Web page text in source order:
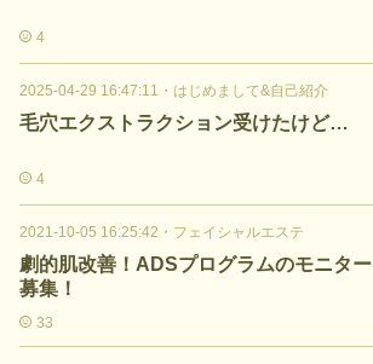
4
2025-04-29 16:47:11 ・ はじめまして&自己紹介
毛穴エクストラクション受けたけど…
4
2021-10-05 16:25:42 ・ フェイシャルエステ
劇的肌改善！ADSプログラムのモニター
募集！
33